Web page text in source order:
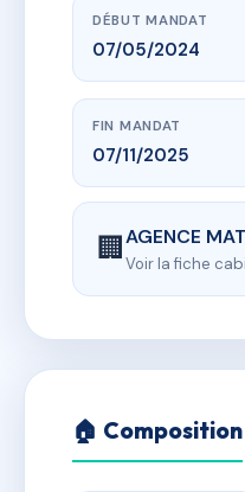
DÉBUT MANDAT
07/05/2024
FIN MANDAT
07/11/2025
🏢AGENCE
Voir la fiche
🏠 Composition